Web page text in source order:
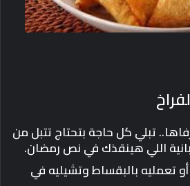
تبلي كل حاجة بتحتاج تتبل من
اللي هينقذك في نص رمضان.
تعمليه بالبقساط وتشيليه في